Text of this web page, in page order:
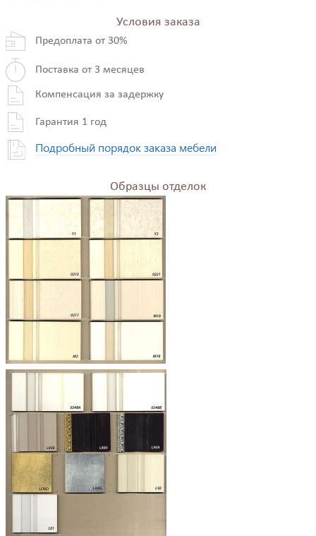
Условия заказа
Предоплата от 30%
Поставка от 3 месяцев
Компенсация за задержку
Гарантия 1 год
Подробный порядок заказа мебели
Образцы отделок